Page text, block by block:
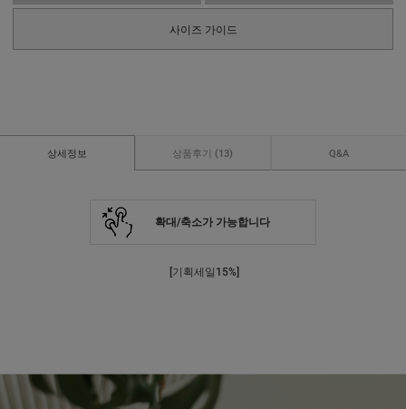
사이즈 가이드
상세정보 상품후기 (13) Q&A
확대/축소가 가능합니다
[기획세일15%]